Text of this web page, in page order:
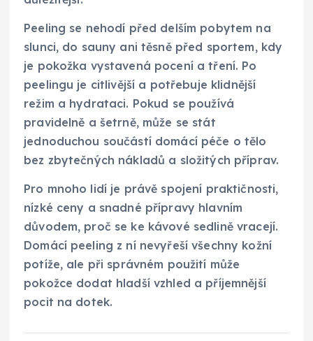
Peeling se nehodí před delším pobytem na
slunci, do sauny ani těsně před sportem, kdy
je pokožka vystavená pocení a tření. Po
peelingu je citlivější a potřebuje klidnější
režim a hydrataci. Pokud se používá
pravidelně a šetrně, může se stát
jednoduchou součástí domácí péče o tělo
bez zbytečných nákladů a složitých příprav.
Pro mnoho lidí je právě spojení praktičnosti,
nízké ceny a snadné přípravy hlavním
důvodem, proč se ke kávové sedlině vracejí.
Domácí peeling z ní nevyřeší všechny kožní
potíže, ale při správném použití může
pokožce dodat hladší vzhled a příjemnější
pocit na dotek.